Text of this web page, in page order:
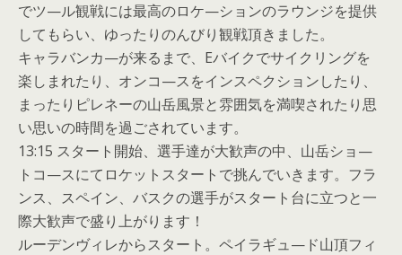
でツ—ル観戦には最高のロケ—ションのラウンジを提供
してもらい、ゆったりのんびり観戦頂きました。
キャラバンカ—が来るまで、Eバイクでサイクリングを
楽しまれたり、オンコ—スをインスペクションしたり、
まったりピレネーの山岳風景と雰囲気を満喫されたり思
い思いの時間を過ごされています。
13:15 スタート開始、選手達が大歓声の中、山岳ショ—
トコ—スにてロケットスタートで挑んでいきます。フラ
ンス、スペイン、バスクの選手がスタート台に立つと一
際大歓声で盛り上がります！
ルーデンヴィレからスタート。ペイラギュ—ド山頂フィ